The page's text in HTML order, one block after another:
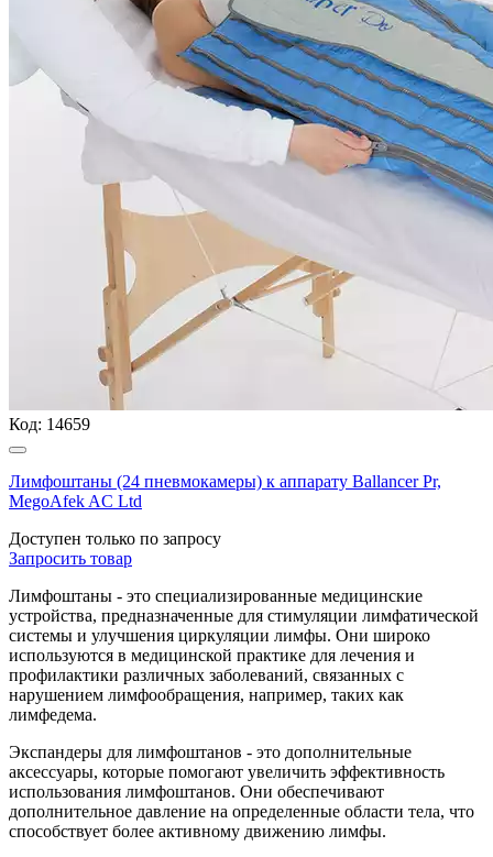
Код: 14659
Лимфоштаны (24 пневмокамеры) к аппарату Ballancer Pr,
MegoAfek AC Ltd
Доступен только по запросу
Запросить товар
Лимфоштаны - это специализированные медицинские
устройства, предназначенные для стимуляции лимфатической
системы и улучшения циркуляции лимфы. Они широко
используются в медицинской практике для лечения и
профилактики различных заболеваний, связанных с
нарушением лимфообращения, например, таких как
лимфедема.
Экспандеры для лимфоштанов - это дополнительные
аксессуары, которые помогают увеличить эффективность
использования лимфоштанов. Они обеспечивают
дополнительное давление на определенные области тела, что
способствует более активному движению лимфы.